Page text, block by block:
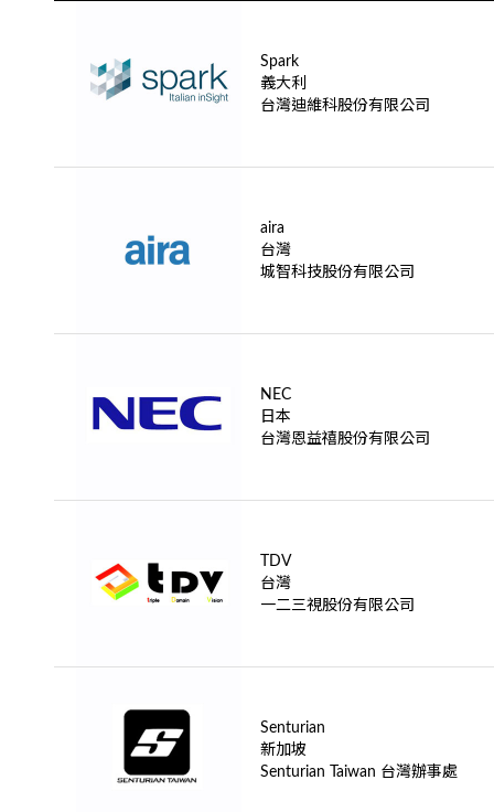
Spark
義大利
台灣迪維科股份有限公司
aira
台灣
城智科技股份有限公司
NEC
日本
台灣恩益禧股份有限公司
TDV
台灣
一二三視股份有限公司
Senturian
新加坡
Senturian Taiwan 台灣辦事處